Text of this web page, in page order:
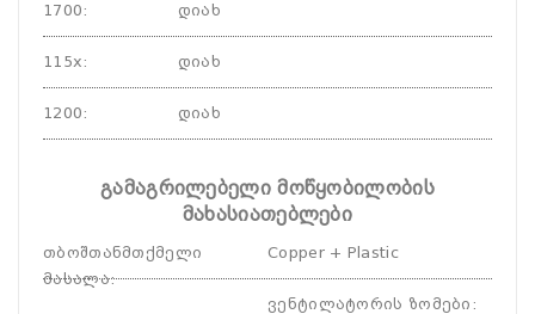
1700: დიახ
115x: დიახ
1200: დიახ
გამაგრილებელი მოწყობილობის
მახასიათებლები
თბოშთანმთქმელი
მასალა:
Copper + Plastic
ვენტილატორის ზომები :